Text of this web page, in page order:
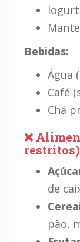
Bebidas:
Água
Café
Chá
❌
restritos)
de
pão,